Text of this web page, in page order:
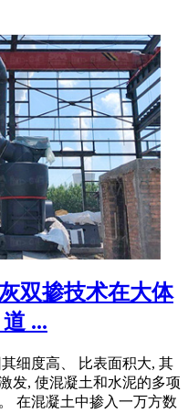
双掺技术在大体
...
细度高、 比表面积大, 其
发, 使混凝土和水泥的多项
在混凝土中掺入一万方数